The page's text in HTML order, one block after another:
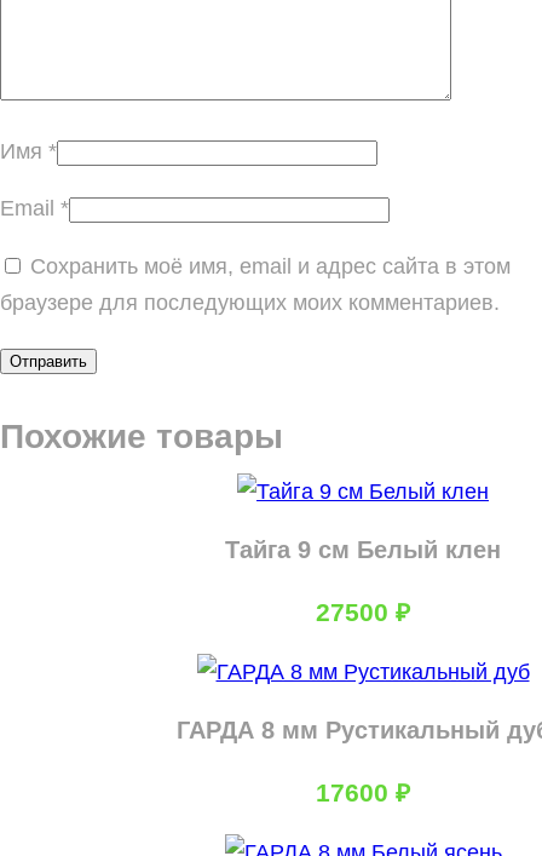
Имя *
Email *
Сохранить моё имя, email и адрес сайта в этом
браузере для последующих моих комментариев.
Похожие товары
Тайга 9 см Белый клен
27500 ₽
ГАРДА 8 мм Рустикальный
17600 ₽